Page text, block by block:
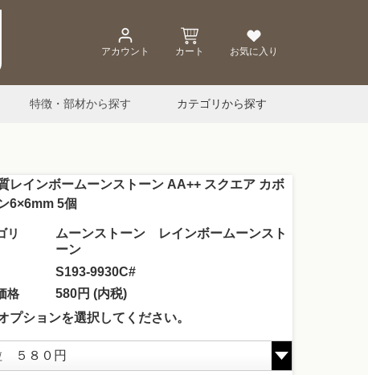
アカウント カート お気に入り
特徴・部材から探す カテゴリから探す
レインボームーンストーン AA++ スクエア カボ
6×6mm 5個
リ
ムーンストーン レインボームーンスト
ーン
S193-9930C#
格
580円 (内税)
プションを選択してください。